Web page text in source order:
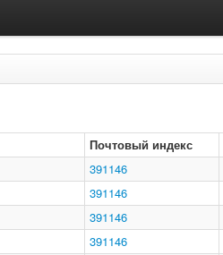
Почтовый индекс
391146
391146
391146
391146